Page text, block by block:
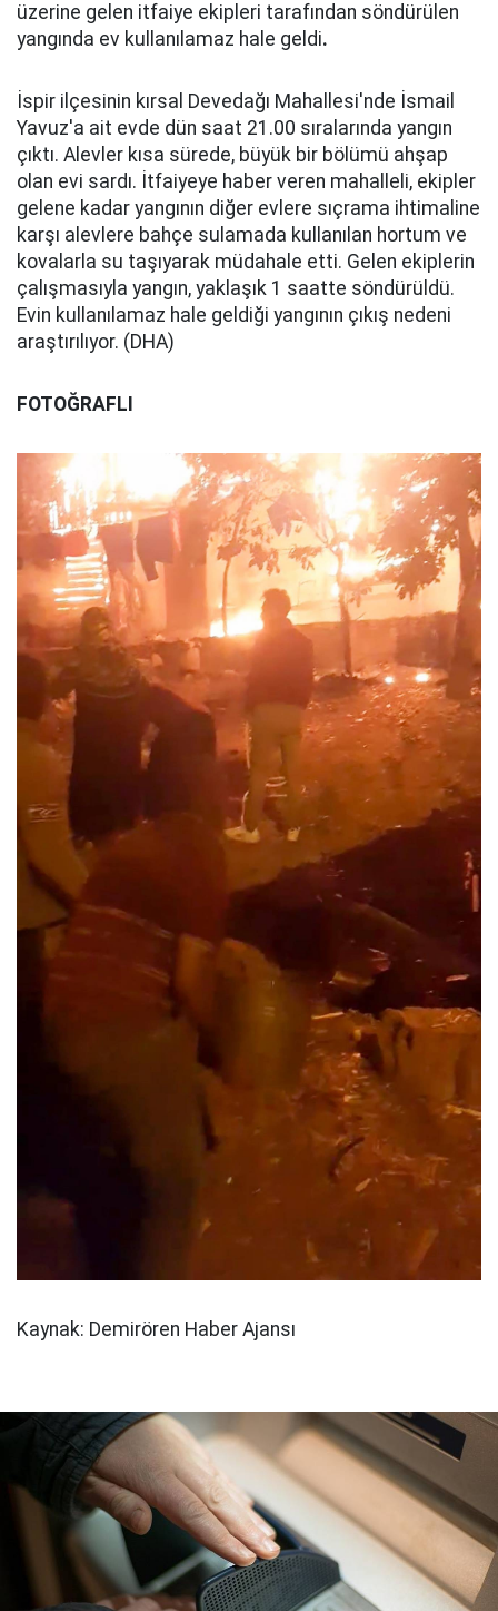
üzerine gelen itfaiye ekipleri tarafından söndürülen
yangında ev kullanılamaz hale geldi.
İspir ilçesinin kırsal Devedağı Mahallesi'nde İsmail
Yavuz'a ait evde dün saat 21.00 sıralarında yangın
çıktı. Alevler kısa sürede, büyük bir bölümü ahşap
olan evi sardı. İtfaiyeye haber veren mahalleli, ekipler
gelene kadar yangının diğer evlere sıçrama ihtimaline
karşı alevlere bahçe sulamada kullanılan hortum ve
kovalarla su taşıyarak müdahale etti. Gelen ekiplerin
çalışmasıyla yangın, yaklaşık 1 saatte söndürüldü.
Evin kullanılamaz hale geldiği yangının çıkış nedeni
araştırılıyor. (DHA)
FOTOĞRAFLI
Kaynak: Demirören Haber Ajansı